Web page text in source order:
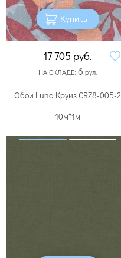
Купить
17 705 руб.
НА СКЛАДЕ: 6 рул.
Обои Luna Круиз CRZ8-005-2
10м*1м